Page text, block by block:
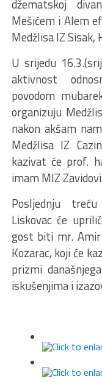
džematskoj
Mešićem i Alem
Medžlisa IZ Sisak,
U srijedu
aktivnost
povodom
organizuju
nakon akšam
Medžlisa IZ
kazivat će prof.
imam MIZ
Posljednju
Liskovac će
gost biti mr.
Kozarac, koji će
prizmi
iskušenjima i